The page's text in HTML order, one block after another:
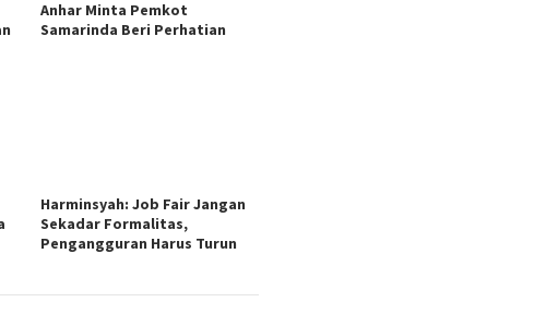
Anhar Minta Pemkot
Samarinda Beri Perhatian
Harminsyah: Job Fair Jangan
Sekadar Formalitas,
Pengangguran Harus Turun